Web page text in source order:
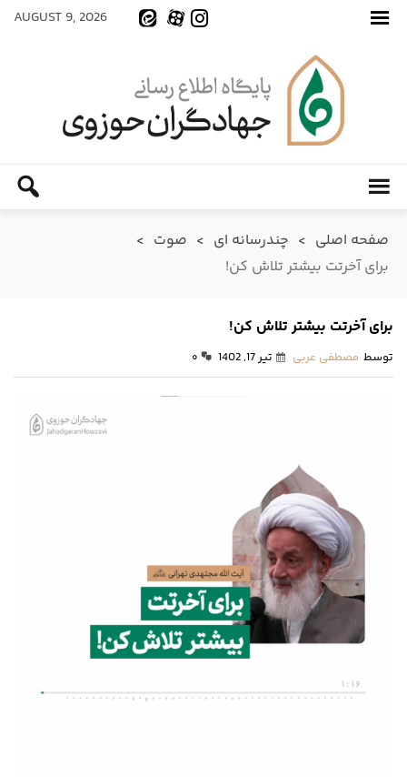
AUGUST 9, 2026
صفحه اصلی > چندرسانه ای > صوت >
برای آخرتت بیشتر تلاش کن!
برای آخرتت بیشتر تلاش کن!
توسط مصطفی عربی تیر 17, 1402 ۰